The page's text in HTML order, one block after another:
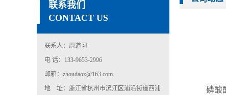
联系我们
CONTACT US
联系人：周道习
电 话：133-9653-2996
邮箱：zhoudaox@163.com
地 址：浙江省杭州市滨江区浦沿街道西浦
磷酸